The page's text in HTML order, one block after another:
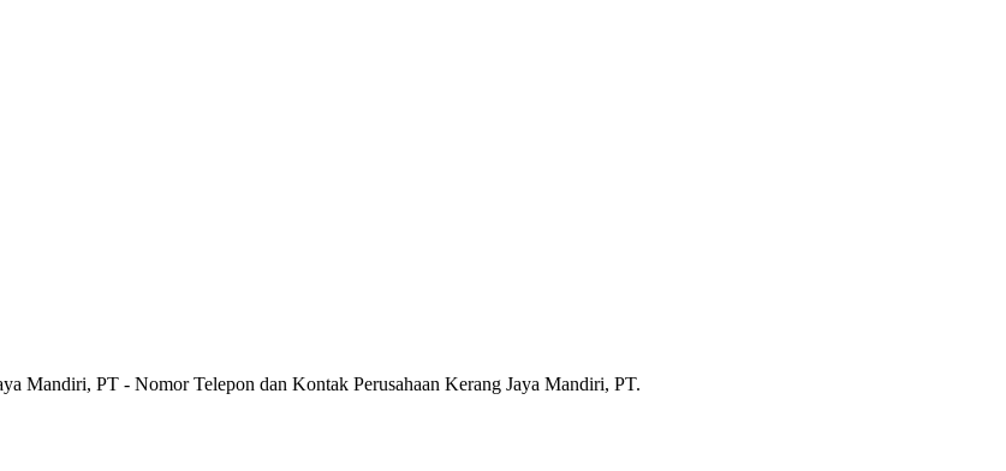
Mandiri, PT - Nomor Telepon dan Kontak Perusahaan Kerang Jaya Mandiri, PT.